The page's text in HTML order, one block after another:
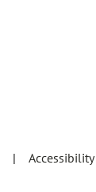
Accessibility